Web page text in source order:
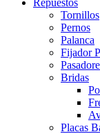
Repuestos
Tornillos
Pernos
Palanca
Fijador
Bridas
Placas